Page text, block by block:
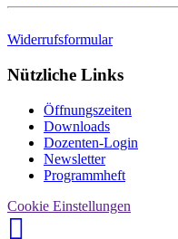
Widerrufsformular
Nützliche Links
Öffnungszeiten
Downloads
Dozenten-Login
Newsletter
Programmheft
Cookie Einstellungen